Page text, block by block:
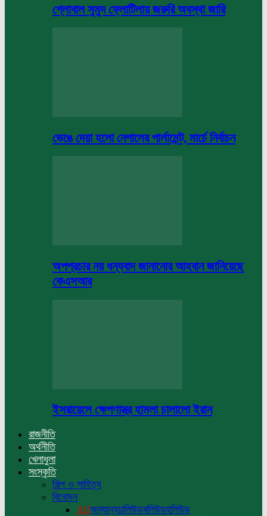
গ্লোবাল সুমুদ ফ্লোটিলায় জরুরি অবস্থা জারি
ভেঙে দেয়া হলো নেপালের পার্লামেন্ট, মার্চে নির্বাচন
অপপ্রচার নয় ধন্যবাদ জানানোর আহবান জানিয়েছে
কেএসআর
ইসরায়েলে ক্ষেপণাস্ত্র হামলা চালালো ইরান
রাজনীতি
অর্থনীতি
খেলাধুলা
সংস্কৃতি
শিল্প ও সাহিত্য
বিনোদন
Allঅন্যান্যঢালিউডবলিউডহলিউড